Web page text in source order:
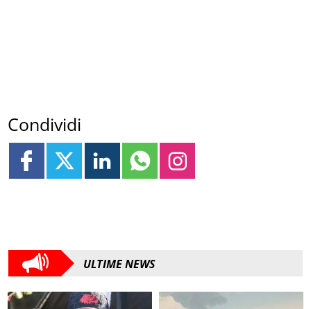
Condividi
ULTIME NEWS